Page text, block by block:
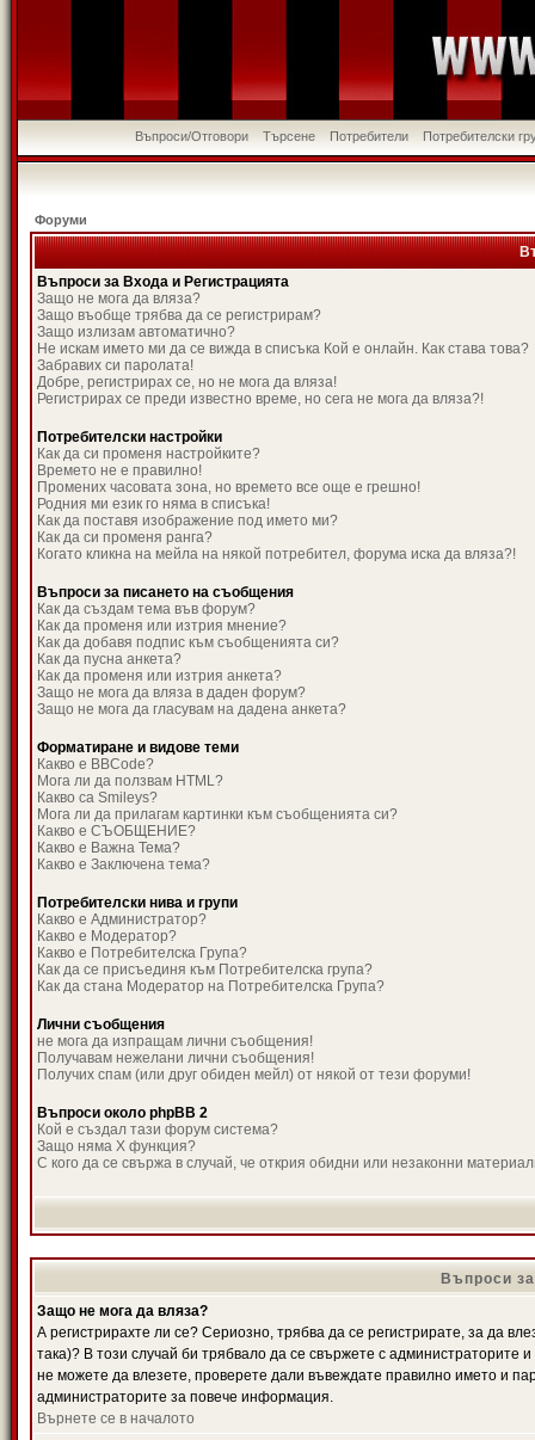
Въпроси/Отговори Търсене Потребители Потребителски
Форуми
Въпроси за Входа и Регистрацията
Защо не мога да вляза?
Защо въобще трябва да се регистрирам?
Защо излизам автоматично?
Не искам името ми да се вижда в списъка Кой е онлайн. Как става това?
Забравих си паролата!
Добре, регистрирах се, но не мога да вляза!
Регистрирах се преди известно време, но сега не мога да вляза?!
Потребителски настройки
Как да си променя настройките?
Времето не е правилно!
Промених часовата зона, но времето все още е грешно!
Родния ми език го няма в списъка!
Как да поставя изображение под името ми?
Как да си променя ранга?
Когато кликна на мейла на някой потребител, форума иска да вляза?!
Въпроси за писането на съобщения
Как да създам тема във форум?
Как да променя или изтрия мнение?
Как да добавя подпис към съобщенията си?
Как да пусна анкета?
Как да променя или изтрия анкета?
Защо не мога да вляза в даден форум?
Защо не мога да гласувам на дадена анкета?
Форматиране и видове теми
Какво е BBCode?
Мога ли да ползвам HTML?
Какво са Smileys?
Мога ли да прилагам картинки към съобщенията си?
Какво е СЪОБЩЕНИЕ?
Какво е Важна Тема?
Какво е Заключена тема?
Потребителски нива и групи
Какво е Администратор?
Какво е Модератор?
Какво е Потребителска Група?
Как да се присъединя към Потребителска група?
Как да стана Модератор на Потребителска Група?
Лични съобщения
не мога да изпращам лични съобщения!
Получавам нежелани лични съобщения!
Получих спам (или друг обиден мейл) от някой от тези форуми!
Въпроси около phpBB 2
Кой е създал тази форум система?
Защо няма X функция?
С кого да се свържа в случай, че открия обидни или незаконни
Въпроси
Защо не мога да вляза?
А регистрирахте ли се? Сериозно, трябва да се регистрирате, за да
така)? В този случай би трябвало да се свържете с администраторите
не можете да влезете, проверете дали въвеждате правилно името и
администраторите за повече информация.
Върнете се в началото